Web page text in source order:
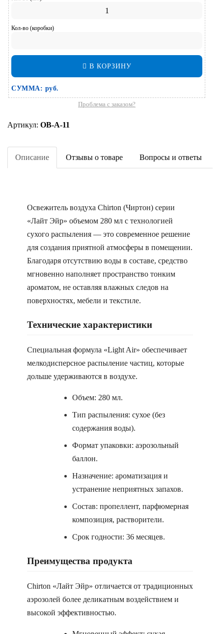
Кол-во (коробки)
В КОРЗИНУ
СУММА: руб.
Проблема с заказом?
Артикул: ОВ-А-11
Описание Отзывы о товаре Вопросы и ответы
Освежитель воздуха Chirton (Чиртон) серии
«Лайт Эйр» объемом 280 мл с технологией
сухого распыления — это современное решение
для создания приятной атмосферы в помещении.
Благодаря отсутствию воды в составе, средство
мгновенно наполняет пространство тонким
ароматом, не оставляя влажных следов на
поверхностях, мебели и текстиле.
Технические характеристики
Специальная формула «Light Air» обеспечивает
мелкодисперсное распыление частиц, которые
дольше удерживаются в воздухе.
Объем: 280 мл.
Тип распыления: сухое (без
содержания воды).
Формат упаковки: аэрозольный
баллон.
Назначение: ароматизация и
устранение неприятных запахов.
Состав: пропеллент, парфюмерная
композиция, растворители.
Срок годности: 36 месяцев.
Преимущества продукта
Chirton «Лайт Эйр» отличается от традиционных
аэрозолей более деликатным воздействием и
высокой эффективностью.